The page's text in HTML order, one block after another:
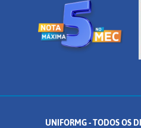
UNIFORMG - TODOS OS